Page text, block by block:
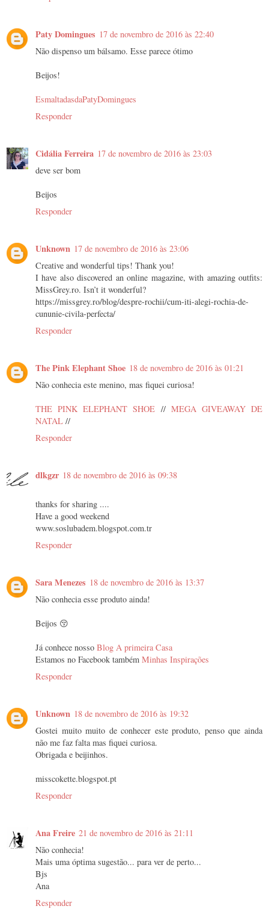
Paty Domingues 17 de novembro de 2016 às 22:40
Não dispenso um bálsamo. Esse parece ótimo
Beijos!
EsmaltadasdaPatyDomingues
Responder
Cidália Ferreira 17 de novembro de 2016 às 23:03
deve ser bom
Beijos
Responder
Unknown 17 de novembro de 2016 às 23:06
Creative and wonderful tips! Thank you!
I have also discovered an online magazine, with amazing outfits:
MissGrey.ro. Isn’t it wonderful?
https://missgrey.ro/blog/despre-rochii/cum-iti-alegi-rochia-de-
cununie-civila-perfecta/
Responder
The Pink Elephant Shoe 18 de novembro de 2016 às 01:21
Não conhecia este menino, mas fiquei curiosa!
THE PINK ELEPHANT SHOE // MEGA GIVEAWAY DE
NATAL //
Responder
dlkgzr 18 de novembro de 2016 às 09:38
thanks for sharing ....
Have a good weekend
www.soslubadem.blogspot.com.tr
Responder
Sara Menezes 18 de novembro de 2016 às 13:37
Não conhecia esse produto ainda!
Beijos 😚
Já conhece nosso Blog A primeira Casa
Estamos no Facebook também Minhas Inspirações
Responder
Unknown 18 de novembro de 2016 às 19:32
Gostei muito muito de conhecer este produto, penso que ainda
não me faz falta mas fiquei curiosa.
Obrigada e beijinhos.
misscokette.blogspot.pt
Responder
Ana Freire 21 de novembro de 2016 às 21:11
Não conhecia!
Mais uma óptima sugestão... para ver de perto...
Bjs
Ana
Responder